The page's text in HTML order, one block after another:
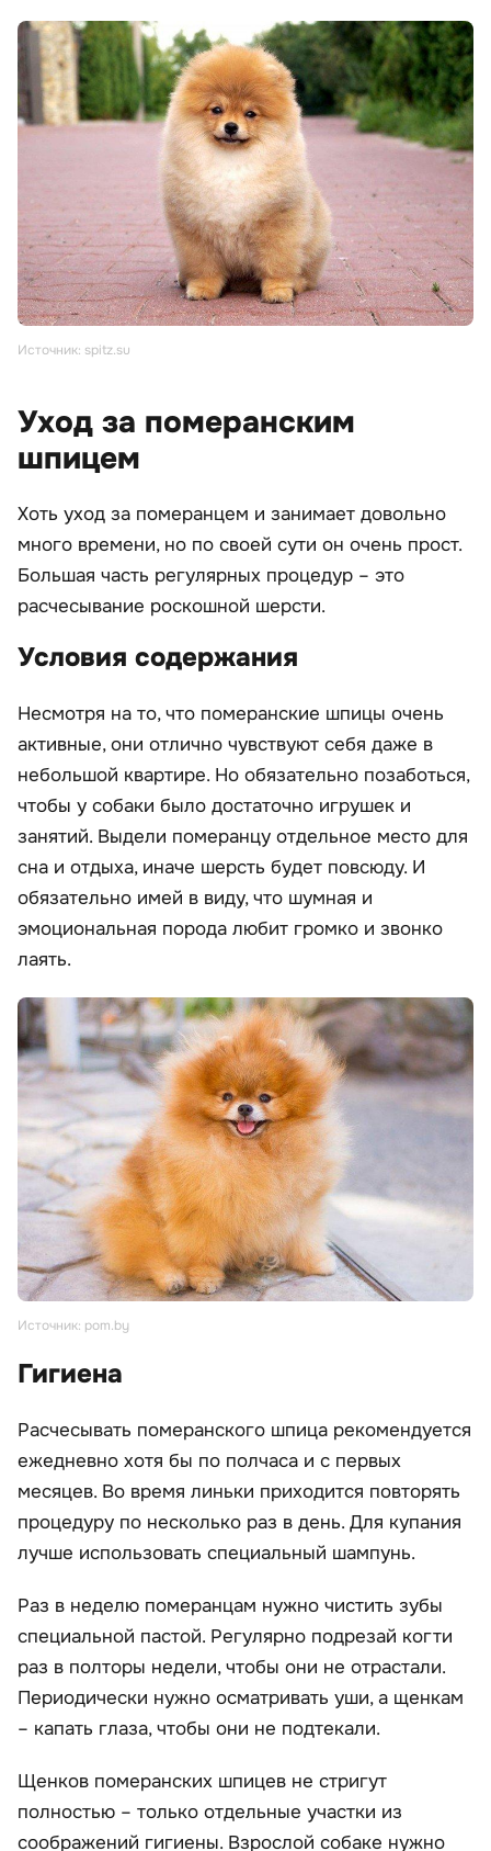
Источник: spitz.su
Уход за померанским
шпицем
Хоть уход за померанцем и занимает довольно
много времени, но по своей сути он очень прост.
Большая часть регулярных процедур – это
расчесывание роскошной шерсти.
Условия содержания
Несмотря на то, что померанские шпицы очень
активные, они отлично чувствуют себя даже в
небольшой квартире. Но обязательно позаботься,
чтобы у собаки было достаточно игрушек и
занятий. Выдели померанцу отдельное место для
сна и отдыха, иначе шерсть будет повсюду. И
обязательно имей в виду, что шумная и
эмоциональная порода любит громко и звонко
лаять.
Источник: pom.by
Гигиена
Расчесывать померанского шпица рекомендуется
ежедневно хотя бы по полчаса и с первых
месяцев. Во время линьки приходится повторять
процедуру по несколько раз в день. Для купания
лучше использовать специальный шампунь.
Раз в неделю померанцам нужно чистить зубы
специальной пастой. Регулярно подрезай когти
раз в полторы недели, чтобы они не отрастали.
Периодически нужно осматривать уши, а щенкам
– капать глаза, чтобы они не подтекали.
Щенков померанских шпицев не стригут
полностью – только отдельные участки из
соображений гигиены. Взрослой собаке нужно